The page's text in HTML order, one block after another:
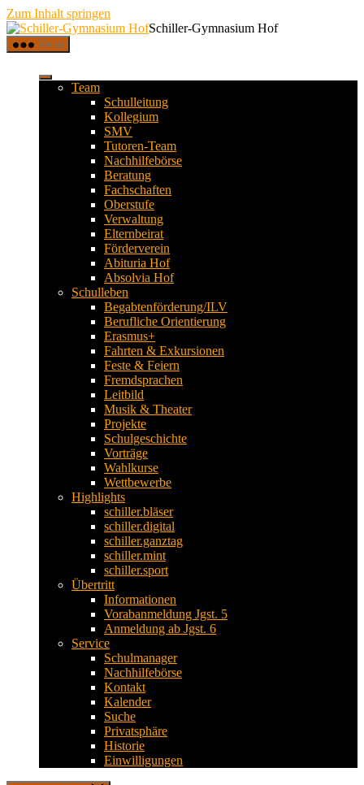
Zum Inhalt springen
Schiller-Gymnasium Hof
Menü
Team
Schulleitung
Kollegium
SMV
Tutoren-Team
Nachhilfebörse
Beratung
Fachschaften
Oberstufe
Verwaltung
Elternbeirat
Förderverein
Abituria Hof
Absolvia Hof
Schulleben
Begabtenförderung/ILV
Berufliche Orientierung
Erasmus+
Fahrten & Exkursionen
Feste & Feiern
Fremdsprachen
Leitbild
Musik & Theater
Projekte
Schulgeschichte
Vorträge
Wahlkurse
Wettbewerbe
Highlights
schiller.bläser
schiller.digital
schiller.ganztag
schiller.mint
schiller.sport
Übertritt
Informationen
Vorabanmeldung Jgst. 5
Anmeldung ab Jgst. 6
Service
Schulmanager
Nachhilfebörse
Kontakt
Kalender
Suche
Privatsphäre
Historie
Einwilligungen